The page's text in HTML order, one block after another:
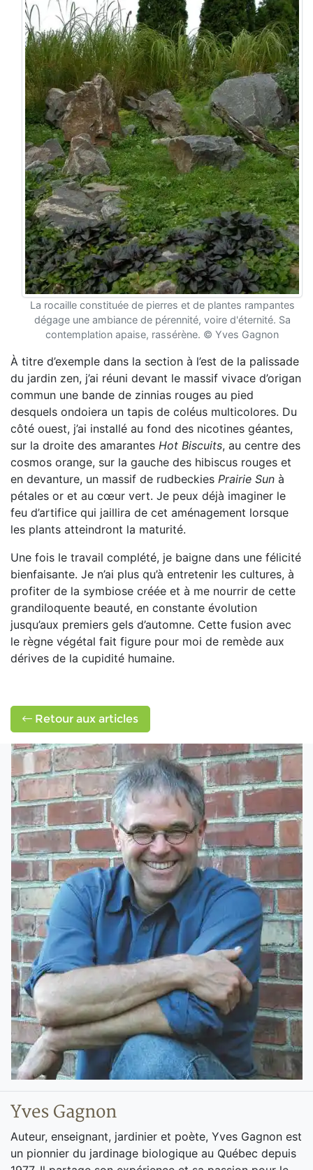
La rocaille constituée de pierres et de plantes rampantes
dégage une ambiance de pérennité, voire d'éternité. Sa
contemplation apaise, rassérène. © Yves Gagnon
À titre d’exemple dans la section à l’est de la palissade
du jardin zen, j’ai réuni devant le massif vivace d’origan
commun une bande de zinnias rouges au pied
desquels ondoiera un tapis de coléus multicolores. Du
côté ouest, j’ai installé au fond des nicotines géantes,
sur la droite des amarantes Hot Biscuits, au centre des
cosmos orange, sur la gauche des hibiscus rouges et
en devanture, un massif de rudbeckies Prairie Sun à
pétales or et au cœur vert. Je peux déjà imaginer le
feu d’artifice qui jaillira de cet aménagement lorsque
les plants atteindront la maturité.
Une fois le travail complété, je baigne dans une félicité
bienfaisante. Je n’ai plus qu’à entretenir les cultures, à
profiter de la symbiose créée et à me nourrir de cette
grandiloquente beauté, en constante évolution
jusqu’aux premiers gels d’automne. Cette fusion avec
le règne végétal fait figure pour moi de remède aux
dérives de la cupidité humaine.
Retour aux articles
Yves Gagnon
Auteur, enseignant, jardinier et poète, Yves Gagnon est
un pionnier du jardinage biologique au Québec depuis